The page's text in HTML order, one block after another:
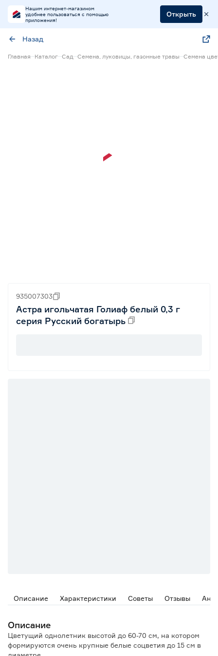
Нашим интернет-магазином
удобнее пользоваться с помощью
приложения!
Открыть
Назад
Главная Каталог Сад Семена, луковицы, газонные травы Семена
935007303
Астра игольчатая Голиаф белый 0,3 г
серия Русский богатырь
Описание Характеристики Советы Отзывы
Описание
Цветущий однолетник высотой до 60-70 см, на котором
формируются очень крупные белые соцветия до 15 см в